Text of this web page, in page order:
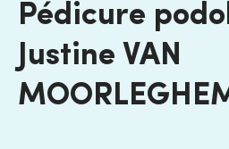
Pédicure
Justine VAN